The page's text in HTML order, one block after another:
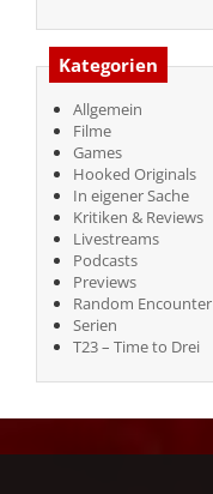
Kategorien
Allgemein
Filme
Games
Hooked Originals
In eigener Sache
Kritiken & Reviews
Livestreams
Podcasts
Previews
Random Encounter
Serien
T23 – Time to Drei